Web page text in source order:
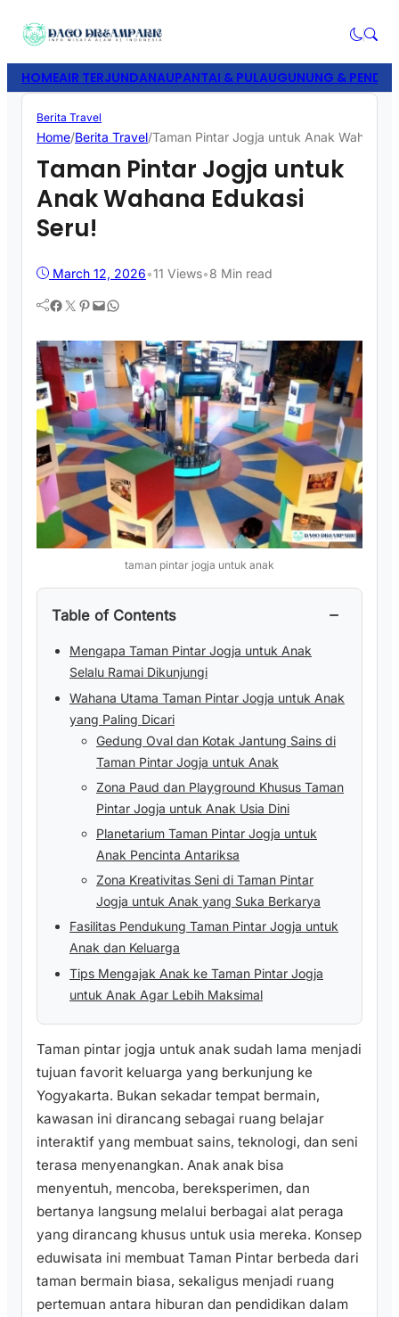
HOMEAIR TERJUNDANAUPANTAI & PULAUGUNUNG &
Berita Travel
Home/Berita Travel/Taman Pintar Jogja untuk Anak Wahana
Taman Pintar Jogja untuk
Anak Wahana Edukasi
Seru!
March 12, 2026•11 Views•8 Min read
Facebook Twitter Pinterest Mail WhatsApp
taman pintar jogja untuk anak
Table of Contents −
Mengapa Taman Pintar Jogja untuk Anak
Selalu Ramai Dikunjungi
Wahana Utama Taman Pintar Jogja untuk Anak
yang Paling Dicari
Gedung Oval dan Kotak Jantung Sains di
Taman Pintar Jogja untuk Anak
Zona Paud dan Playground Khusus Taman
Pintar Jogja untuk Anak Usia Dini
Planetarium Taman Pintar Jogja untuk
Anak Pencinta Antariksa
Zona Kreativitas Seni di Taman Pintar
Jogja untuk Anak yang Suka Berkarya
Fasilitas Pendukung Taman Pintar Jogja untuk
Anak dan Keluarga
Tips Mengajak Anak ke Taman Pintar Jogja
untuk Anak Agar Lebih Maksimal
Taman pintar jogja untuk anak sudah lama menjadi
tujuan favorit keluarga yang berkunjung ke
Yogyakarta. Bukan sekadar tempat bermain,
kawasan ini dirancang sebagai ruang belajar
interaktif yang membuat sains, teknologi, dan seni
terasa menyenangkan. Anak anak bisa
menyentuh, mencoba, bereksperimen, dan
bertanya langsung melalui berbagai alat peraga
yang dirancang khusus untuk usia mereka. Konsep
eduwisata ini membuat Taman Pintar berbeda dari
taman bermain biasa, sekaligus menjadi ruang
pertemuan antara hiburan dan pendidikan dalam